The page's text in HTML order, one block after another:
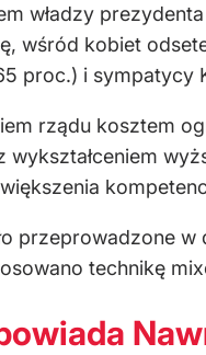
władzy
wśród kobiet
proc.) i sympatycy
rządu kosztem
wykształceniem
przeprowadzone
technikę